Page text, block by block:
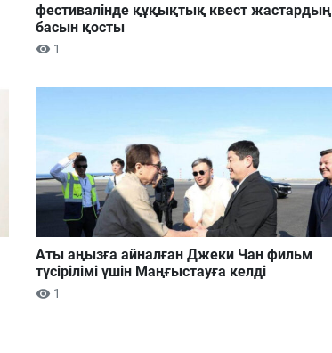
фестивалінде құқықтық квест жастардың
басын қосты
1
Аты аңызға айналған Джеки Чан фильм
түсірілімі үшін Маңғыстауға келді
1